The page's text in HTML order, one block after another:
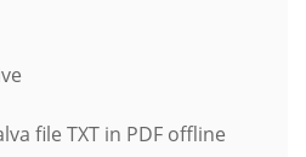
file TXT in PDF offline